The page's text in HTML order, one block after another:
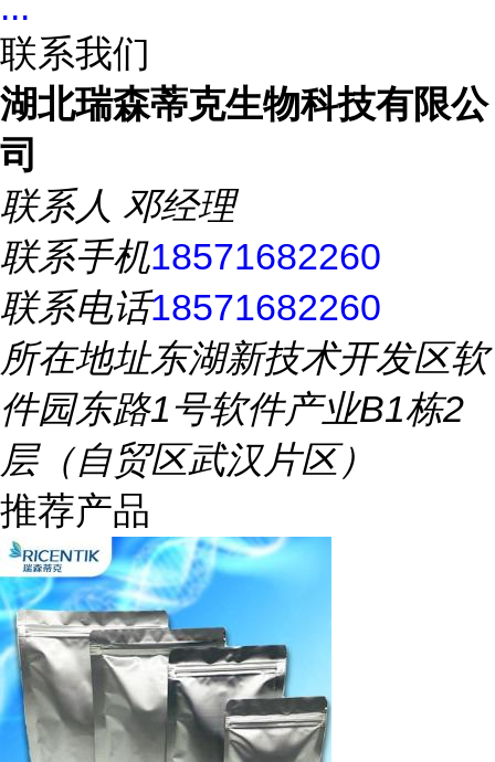
联系我们
湖北瑞森蒂克生物科技有限公
司
联系人 邓经理
联系手机18571682260
联系电话18571682260
所在地址东湖新技术开发区软
件园东路1号软件产业B1栋2
层（自贸区武汉片区）
推荐产品